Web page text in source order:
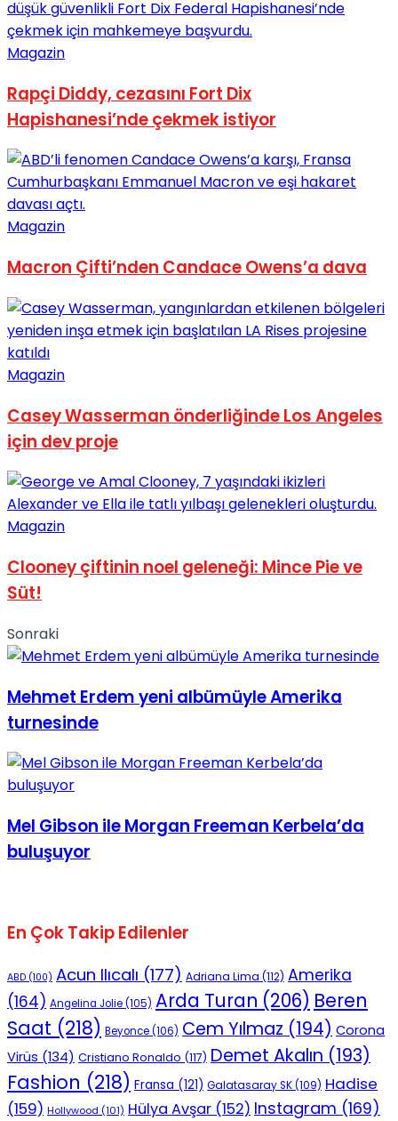
No Result
View All Result
Magazin
Rapçi Diddy, cezasını Fort Dix
Hapishanesi’nde çekmek istiyor
Magazin
Macron Çifti’nden Candace Owens’a dava
Magazin
Casey Wasserman önderliğinde Los Angeles
için dev proje
Magazin
Clooney çiftinin noel geleneği: Mince Pie ve
Süt!
Sonraki
Mehmet Erdem yeni albümüyle Amerika
turnesinde
Mel Gibson ile Morgan Freeman Kerbela’da
buluşuyor
En Çok Takip Edilenler
ABD (100) Acun Ilıcalı (177) Adriana Lima (112) Amerika
(164) Angelina Jolie(105) Arda Turan (206) Beren
Saat (218) Beyonce(106) Cem Yılmaz (194) Corona
Virüs (134) Cristiano Ronaldo (117) Demet Akalın (193)
Fashion (218) Fransa (121) Galatasaray SK(109) Hadise
(159) Hollywood (101) Hülya Avşar (152) Instagram (169)